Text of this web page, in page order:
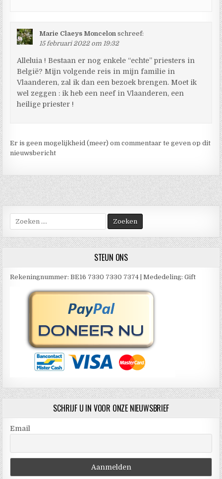
Marie Claeys Moncelon schreef:
15 februari 2022 om 19:32
Alleluia ! Bestaan er nog enkele “echte” priesters in
België? Mijn volgende reis in mijn familie in
Vlaanderen, zal ik dan een bezoek brengen. Moet ik
wel zeggen : ik heb een neef in Vlaanderen, een
heilige priester !
Er is geen mogelijkheid (meer) om commentaar te geven op dit
nieuwsbericht
Zoek
naar:
STEUN ONS
Rekeningnummer: BE16 7330 7330 7374 | Mededeling: Gift
SCHRIJF U IN VOOR ONZE NIEUWSBRIEF
Email